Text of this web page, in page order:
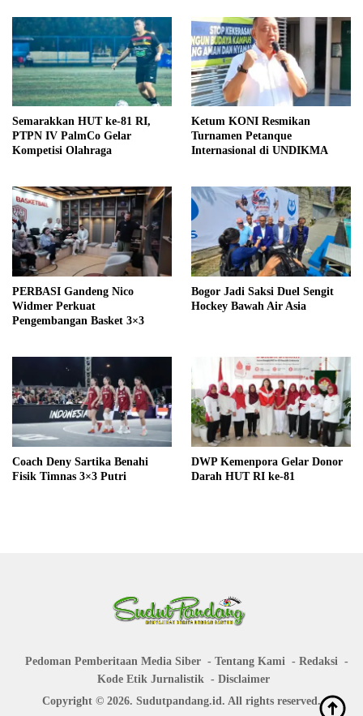
Semarakkan HUT ke-81 RI,
PTPN IV PalmCo Gelar
Kompetisi Olahraga
Ketum KONI Resmikan
Turnamen Petanque
Internasional di UNDIKMA
PERBASI Gandeng Nico
Widmer Perkuat
Pengembangan Basket 3×3
Bogor Jadi Saksi Duel Sengit
Hockey Bawah Air Asia
Coach Deny Sartika Benahi
Fisik Timnas 3×3 Putri
DWP Kemenpora Gelar Donor
Darah HUT RI ke-81
Pedoman Pemberitaan Media Siber Tentang Kami
Redaksi
Kode Etik Jurnalistik
Disclaimer
Copyright © 2026. Sudutpandang.id. All rights reserved.